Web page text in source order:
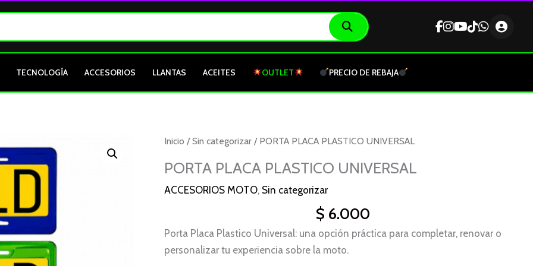
TECNOLOGÍA ACCESORIOS LLANTAS ACEITES OUTLET PRECIO DE REBAJA
Inicio /Sin categorizar / PORTA PLACA PLASTICO UNIVERSAL
PORTA PLACA PLASTICO UNIVERSAL
ACCESORIOS MOTO, Sin categorizar
$ 6.000
Porta Placa Plastico Universal: una opción práctica para completar, renovar o
personalizar tu experiencia sobre la moto.
PORTA
PLASTICO
UNIVERSAL